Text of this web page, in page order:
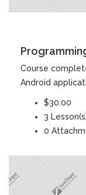
Course
Android
$30.00
3
0